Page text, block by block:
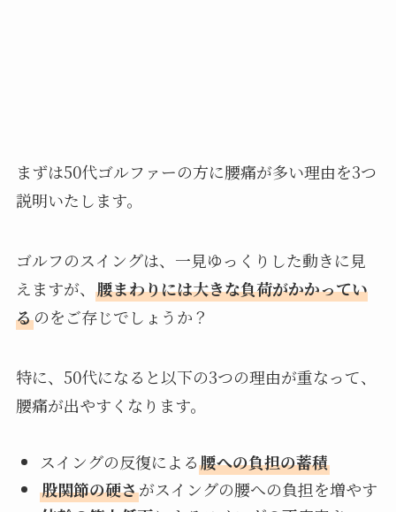
まずは50代ゴルファーの方に腰痛が多い理由を3つ
説明いたします。
ゴルフのスイングは、一見ゆっくりした動きに見
えますが、 腰まわりには大きな負荷がかかってい
るのをご存じでしょうか？
特に、50代になると以下の3つの理由が重なって、
腰痛が出やすくなります。
スイングの反復による腰への負担の蓄積
股関節の硬さがスイングの腰への負担を増やす